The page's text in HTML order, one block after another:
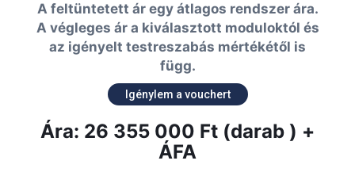
A feltüntetett ár egy átlagos rendszer ára.
A végleges ár a kiválasztott moduloktól és
az igényelt testreszabás mértékétől is
függ.
Igénylem a vouchert
Ára: 26 355 000 Ft (darab ) +
ÁFA